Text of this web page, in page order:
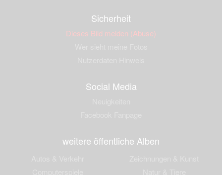
Sicherheit
Dieses Bild melden (Abuse)
Social Media
weitere öffentliche Alben